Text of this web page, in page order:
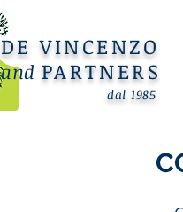
DE VINCENZO
and PARTNERS
dal 1985